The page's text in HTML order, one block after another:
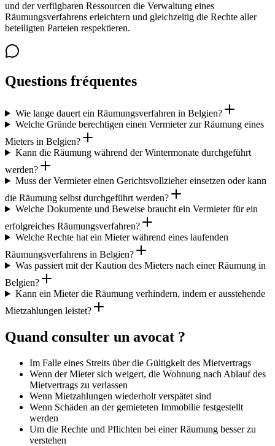
und der verfügbaren Ressourcen die Verwaltung eines
Räumungsverfahrens erleichtern und gleichzeitig die Rechte aller
beteiligten Parteien respektieren.
Questions fréquentes
Wie lange dauert ein Räumungsverfahren in Belgien?
Welche Gründe berechtigen einen Vermieter zur Räumung eines
Mieters in Belgien?
Kann die Räumung während der Wintermonate durchgeführt
werden?
Muss der Vermieter einen Gerichtsvollzieher einsetzen oder kann
die Räumung selbst durchgeführt werden?
Welche Dokumente und Beweise braucht ein Vermieter für ein
erfolgreiches Räumungsverfahren?
Welche Rechte hat ein Mieter während eines laufenden
Räumungsverfahrens in Belgien?
Was passiert mit der Kaution des Mieters nach einer Räumung in
Belgien?
Kann ein Mieter die Räumung verhindern, indem er ausstehende
Mietzahlungen leistet?
Quand consulter un avocat ?
Im Falle eines Streits über die Gültigkeit des Mietvertrags
Wenn der Mieter sich weigert, die Wohnung nach Ablauf des
Mietvertrags zu verlassen
Wenn Mietzahlungen wiederholt verspätet sind
Wenn Schäden an der gemieteten Immobilie festgestellt
werden
Um die Rechte und Pflichten bei einer Räumung besser zu
verstehen